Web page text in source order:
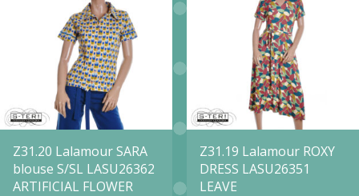
optie
kan
gekozen
worden
op
de
productpagina
Deze
optie
kan
gekozen
worden
op
de
Z31.20 Lalamour SARA
blouse S/SL LASU26362
ARTIFICIAL FLOWER
Z31.19 Lalamour ROXY
DRESS LASU26351
LEAVE